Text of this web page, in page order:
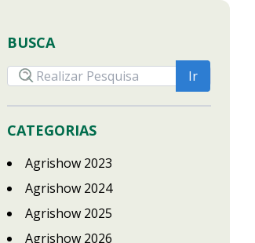
BUSCA
CATEGORIAS
Agrishow 2023
Agrishow 2024
Agrishow 2025
Agrishow 2026